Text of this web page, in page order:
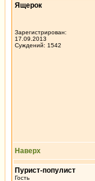
Ящерок
Зарегистрирован:
17.09.2013
Суждений: 1542
Наверх
Пурист-популист
Гость